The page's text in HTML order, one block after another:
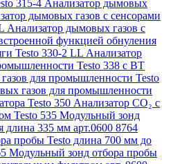
315-4 Анализатор дымовых
дымовых газов с сенсорами
Анализатор дымовых газов с
функцией обнуления
Testo 330-2 LL Анализатор
Testo 338 с BT
для промышленности Testo
газов для промышленности
Testo 350 Анализатор СО₂ с
Testo 535 Модульный зонд
длина 335 мм арт.0600 8764
пробы Testo длина 700 мм до
Модульный зонд отбора пробы